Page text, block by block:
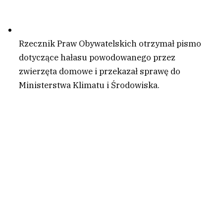
Rzecznik Praw Obywatelskich otrzymał pismo
dotyczące hałasu powodowanego przez
zwierzęta domowe i przekazał sprawę do
Ministerstwa Klimatu i Środowiska.